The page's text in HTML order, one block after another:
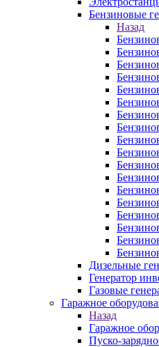
Бензиновые
Назад
Дизельные
Генератор
Газовые
Гаражное
Назад
Гаражное
Пуско-